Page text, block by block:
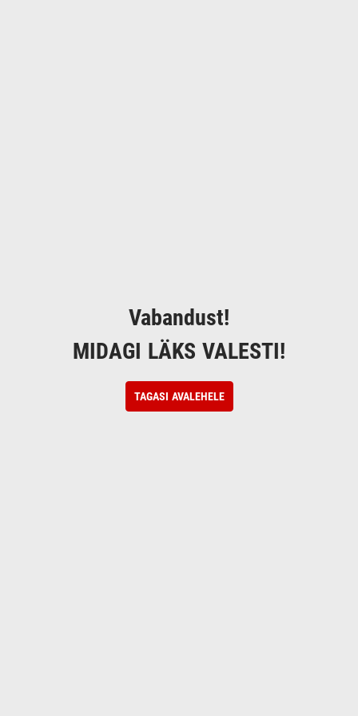
Vabandust!
MIDAGI LÄKS VALESTI!
TAGASI AVALEHELE